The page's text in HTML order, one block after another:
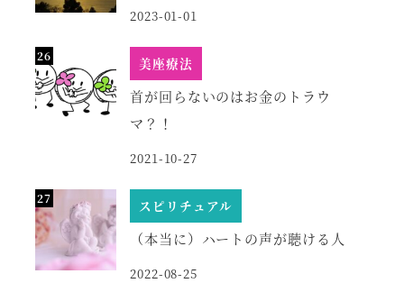
2023-01-01
美座療法
首が回らないのはお金のトラウ
マ？！
2021-10-27
スピリチュアル
（本当に）ハートの声が聴ける人
2022-08-25